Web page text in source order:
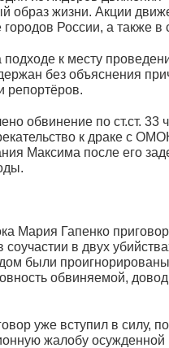
образ жизни. Акции
городов России, а также
подходе к месту
без объяснения
репортёров.
обвинение по ст.ст. 33
к драке с
Максима после его
Мария Гапенко
в двух
были проигнорированы
обвиняемой,
уже вступил в силу,
жалобу осужденной